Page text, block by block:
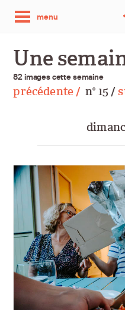
menu
Une
82 images cette semaine
précédente / no 15 /